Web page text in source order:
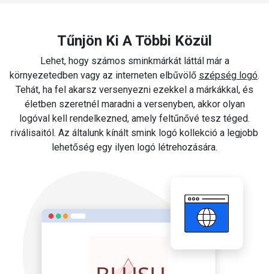
Tűnjön Ki A Többi Közül
Lehet, hogy számos sminkmárkát láttál már a
környezetedben vagy az interneten elbűvölő szépség logó.
Tehát, ha fel akarsz versenyezni ezekkel a márkákkal, és
életben szeretnél maradni a versenyben, akkor olyan
logóval kell rendelkezned, amely feltűnővé tesz téged.
riválisaitól. Az általunk kínált smink logó kollekció a legjobb
lehetőség egy ilyen logó létrehozására.